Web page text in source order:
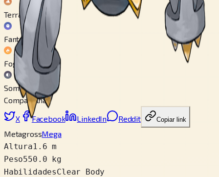
Terra
Fantasma
Fogo
Sombrio
Compartilhar
X Facebook LinkedIn Reddit Copiar link
MetagrossMega
Altura1.6 m
Peso550.0 kg
HabilidadesClear Body